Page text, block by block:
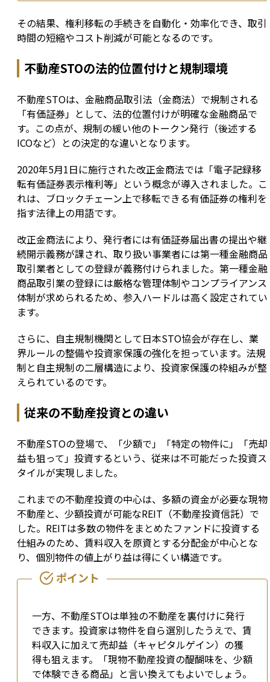
その結果、権利移転の手続きを自動化・効率化でき、取引
時間の短縮やコスト削減が可能となるのです。
不動産STOの法的位置付けと規制環境
不動産STOは、金融商品取引法（金商法）で規制される
「有価証券」として、法的位置付けが明確な金融商品で
す。この点が、規制の緩い他のトークン発行（後述する
ICOなど）との決定的な違いとなります。
2020年5月1日に施行された改正金商法では「電子記録移
転有価証券表示権利等」という概念が導入されました。こ
れは、ブロックチェーン上で移転できる有価証券の権利を
指す法律上の用語です。
改正金商法により、発行者には有価証券届出書の提出や継
続開示義務が課され、取り扱い事業者には第一種金融商品
取引業者としての登録が義務付けられました。第一種金融
商品取引業の登録には厳格な管理体制やコンプライアンス
体制が求められるため、参入ハードルは高く設定されてい
ます。
さらに、自主規制機関として日本STO協会が存在し、業
界ルールの整備や投資家保護の強化を担っています。法規
制と自主規制の二層構造により、投資家保護の枠組みが整
えられているのです。
従来の不動産投資との違い
不動産STOの登場で、「少額で」「特定の物件に」「売却
益も狙って」投資するという、従来は不可能だった投資ス
タイルが実現しました。
これまでの不動産投資の中心は、多額の資金が必要な現物
不動産と、少額投資が可能なREIT（不動産投資信託）で
した。REITは多数の物件をまとめたファンドに投資する
仕組みのため、賃料収入を原資とする分配金が中心とな
り、個別物件の値上がり益は得にくい構造です。
一方、不動産STOは単独の不動産を裏付けに発行
できます。投資家は物件を自ら選別したうえで、賃
料収入に加えて売却益（キャピタルゲイン）の獲
得も狙えます。「現物不動産投資の醍醐味を、少額
で体験できる商品」と言い換えてもよいでしょう。